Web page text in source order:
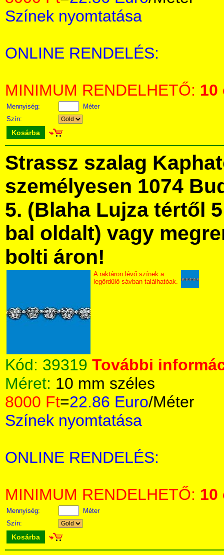
Színek nyomtatása
ONLINE RENDELÉS:
MINIMUM RENDELHETŐ: 10
Mennyiség:
Méter
Szín:
Kosárba
Strassz szalag
személyesen 1074
5. (Blaha Lujza tértől
bal oldalt) vagy
bolti áron!
A raktáron lévő színek a
legördülő sávban találhatóak.
Kód: 39319 További
Méret: 10 mm széles
8000 Ft=22.86 Euro/Méter
Színek nyomtatása
ONLINE RENDELÉS:
MINIMUM RENDELHETŐ: 10
Mennyiség:
Méter
Szín:
Kosárba